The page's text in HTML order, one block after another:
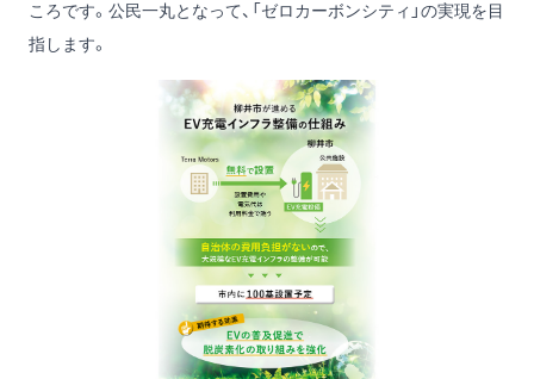
ころです。公民一丸となって、「ゼロカーボンシティ」の実現を目
指します。